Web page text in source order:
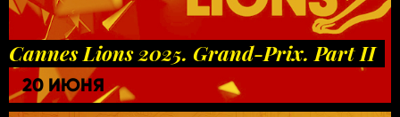
Cannes Lions 2025. Grand-Prix. Part II
20 ИЮНЯ